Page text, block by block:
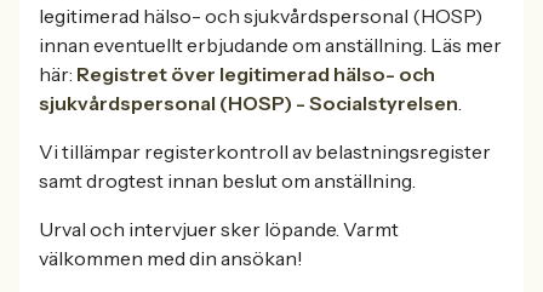
legitimerad hälso- och sjukvårdspersonal (HOSP)
innan eventuellt erbjudande om anställning. Läs mer
här: Registret över legitimerad hälso- och
sjukvårdspersonal (HOSP) - Socialstyrelsen.
Vi tillämpar registerkontroll av belastningsregister
samt drogtest innan beslut om anställning.
Urval och intervjuer sker löpande. Varmt
välkommen med din ansökan!